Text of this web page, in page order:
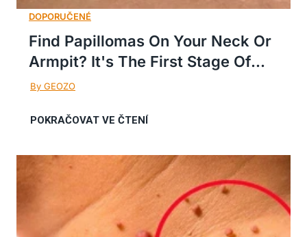
Find Papillomas On Your Neck Or
Armpit? It's The First Stage Of...